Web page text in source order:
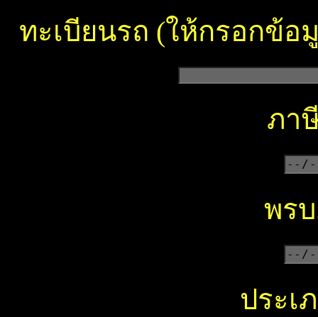
ทะเบียนรถ (ให้กรอกข้
ภา
พร
ประเ